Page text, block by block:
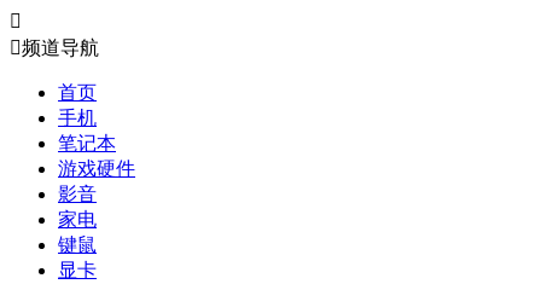

频道导航
首页
手机
笔记本
游戏硬件
影音
家电
键鼠
显卡